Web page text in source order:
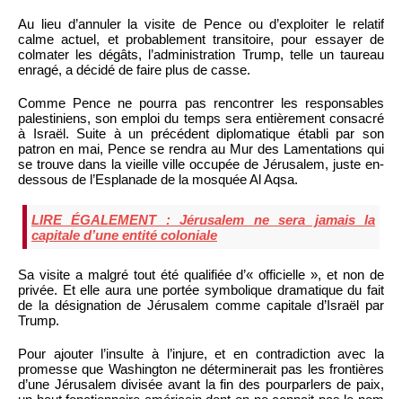
Au lieu d’annuler la visite de Pence ou d’exploiter le relatif
calme actuel, et probablement transitoire, pour essayer de
colmater les dégâts, l’administration Trump, telle un taureau
enragé, a décidé de faire plus de casse.
Comme Pence ne pourra pas rencontrer les responsables
palestiniens, son emploi du temps sera entièrement consacré
à Israël. Suite à un précédent diplomatique établi par son
patron en mai, Pence se rendra au Mur des Lamentations qui
se trouve dans la vieille ville occupée de Jérusalem, juste en-
dessous de l’Esplanade de la mosquée Al Aqsa.
LIRE ÉGALEMENT : Jérusalem ne sera jamais la
capitale d’une entité coloniale
Sa visite a malgré tout été qualifiée d’« officielle », et non de
privée. Et elle aura une portée symbolique dramatique du fait
de la désignation de Jérusalem comme capitale d’Israël par
Trump.
Pour ajouter l’insulte à l’injure, et en contradiction avec la
promesse que Washington ne déterminerait pas les frontières
d’une Jérusalem divisée avant la fin des pourparlers de paix,